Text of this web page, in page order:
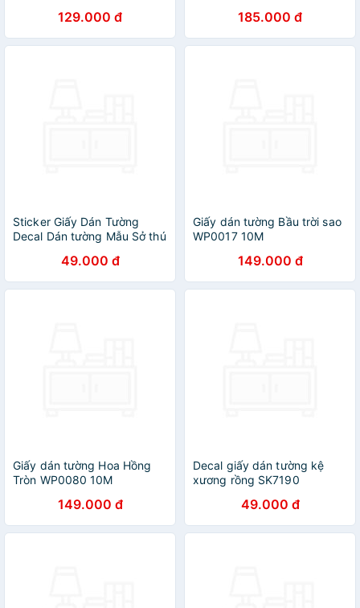
129.000 đ 185.000 đ
Sticker Giấy Dán Tường
Decal Dán tường Mẫu Sở thú
49.000 đ
Giấy dán tường Bầu trời sao
WP0017 10M
149.000 đ
Giấy dán tường Hoa Hồng
Tròn WP0080 10M
149.000 đ
Decal giấy dán tường kệ
xương rồng SK7190
49.000 đ